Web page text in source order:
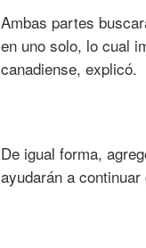
Ambas partes
en uno solo, lo cual
canadiense, explicó.
De igual forma,
ayudarán a